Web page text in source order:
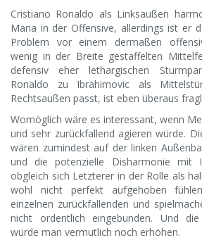
Cristiano Ronaldo als Linksaußen
Maria in der Offensive, allerdings ist er
Problem vor einem dermaßen
wenig in der Breite gestaffelten
defensiv eher lethargischen
Ronaldo zu Ibrahimovic als
Rechtsaußen passt, ist eben überaus
Womöglich wäre es interessant, wenn
und sehr zurückfallend agieren würde.
wären zumindest auf der linken
und die potenzielle Disharmonie mit
obgleich sich Letzterer in der Rolle als
wohl nicht perfekt aufgehoben
einzelnen zurückfallenden und
nicht ordentlich eingebunden. Und
würde man vermutlich noch erhöhen.